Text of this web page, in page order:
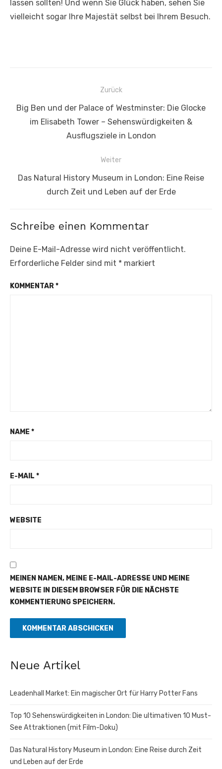
lassen sollten! Und wenn Sie Glück haben, sehen Sie
vielleicht sogar Ihre Majestät selbst bei Ihrem Besuch.
Navigation
Zurück
Vorheriger
Beitrag:
Big Ben und der Palace of Westminster: Die Glocke
im Elisabeth Tower – Sehenswürdigkeiten &
Ausflugsziele in London
Weiter
Nächster
Das Natural History Museum in London: Eine Reise
durch Zeit und Leben auf der Erde
Schreibe einen Kommentar
Deine E-Mail-Adresse wird nicht veröffentlicht.
Erforderliche Felder sind mit * markiert
KOMMENTAR*
NAME *
E-MAIL *
WEBSITE
MEINEN NAMEN, MEINE E-MAIL-ADRESSE UND MEINE
WEBSITE IN DIESEM BROWSER FÜR DIE NÄCHSTE
KOMMENTIERUNG SPEICHERN.
Neue Artikel
Leadenhall Market: Ein magischer Ort für Harry Potter Fans
Top 10 Sehenswürdigkeiten in London: Die ultimativen 10 Must-
See Attraktionen (mit Film-Doku)
Das Natural History Museum in London: Eine Reise durch Zeit
und Leben auf der Erde